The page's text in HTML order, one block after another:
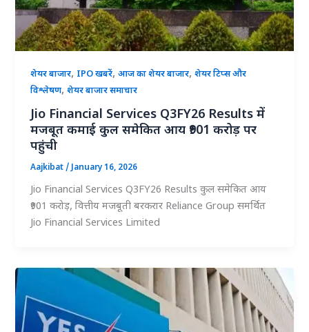
शेयर बाजार, IPO खबरें,आज का शेयर बाजार,शेयर टिप्स और
विश्लेषण,शेयर बाजार समाचार
Jio Financial Services Q3FY26 Results में
मजबूत कमाई कुल समेकित आय ₹901 करोड़ पर
पहुंची
Aajkibat/January 16, 2026
Jio Financial Services Q3FY26 Results कुल समेकित आय
₹901 करोड़, वित्तीय मजबूती बरकरार Reliance Group समर्थित
Jio Financial Services Limited